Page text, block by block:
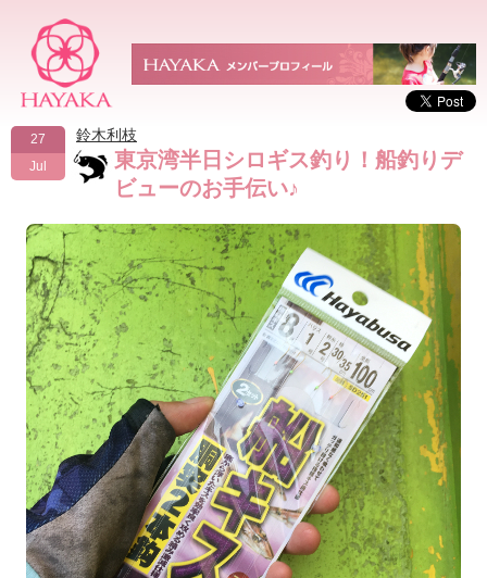
27
Jul
鈴木利枝
東京湾半日シロギス釣り！船釣りデ
ビューのお手伝い♪